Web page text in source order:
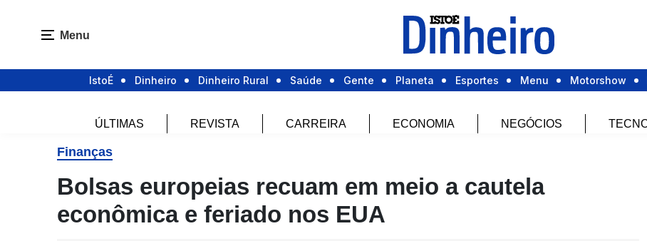
Menu
IstoÉ Dinheiro Dinheiro Rural Saúde Gente Planeta Esportes Menu Motorshow
ÚLTIMAS REVISTA CARREIRA ECONOMIA NEGÓCIOS
Finanças
Bolsas europeias recuam em meio a cautela
econômica e feriado nos EUA